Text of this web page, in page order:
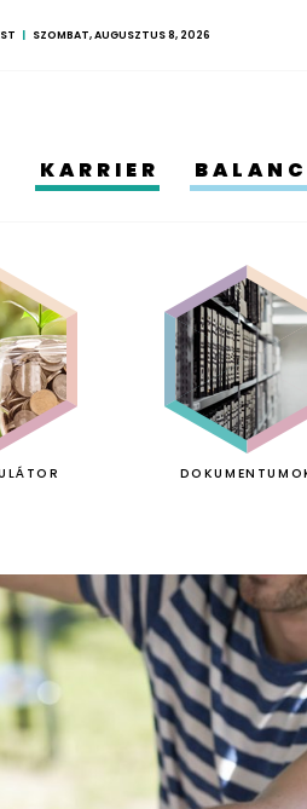
SZOMBAT, AUGUSZTUS 8, 2026
KARRIER